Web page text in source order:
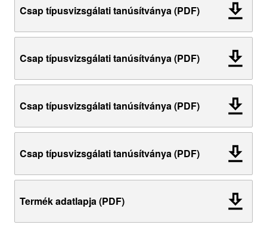
Csap típusvizsgálati tanúsítványa (PDF)
Csap típusvizsgálati tanúsítványa (PDF)
Csap típusvizsgálati tanúsítványa (PDF)
Csap típusvizsgálati tanúsítványa (PDF)
Termék adatlapja (PDF)